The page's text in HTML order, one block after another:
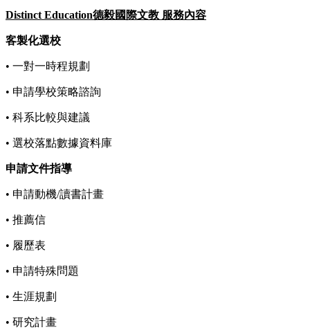
Distinct Education德毅國際文教 服務內容
客製化選校
• 一對一時程規劃
• 申請學校策略諮詢
• 科系比較與建議
• 選校落點數據資料庫
申請文件指導
• 申請動機/讀書計畫
• 推薦信
• 履歷表
• 申請特殊問題
• 生涯規劃
• 研究計畫